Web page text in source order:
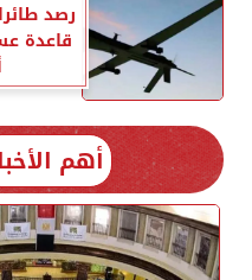
رصد
قاعدة
أهم